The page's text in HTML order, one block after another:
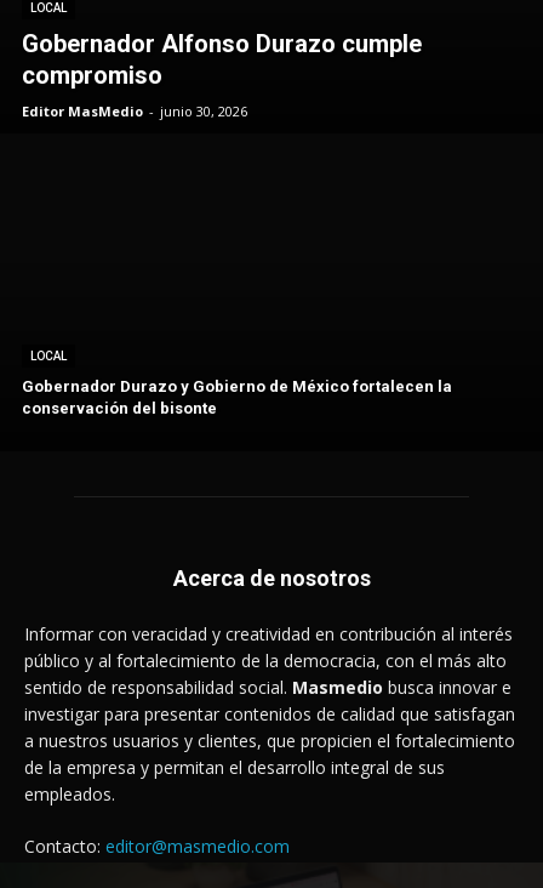
LOCAL
Gobernador Alfonso Durazo cumple
compromiso
Editor MasMedio - junio 30, 2026
LOCAL
Gobernador Durazo y Gobierno de México fortalecen la
conservación del bisonte
Acerca de nosotros
Informar con veracidad y creatividad en contribución al interés
público y al fortalecimiento de la democracia, con el más alto
sentido de responsabilidad social. Masmedio busca innovar e
investigar para presentar contenidos de calidad que satisfagan
a nuestros usuarios y clientes, que propicien el fortalecimiento
de la empresa y permitan el desarrollo integral de sus
empleados.
Contacto: editor@masmedio.com